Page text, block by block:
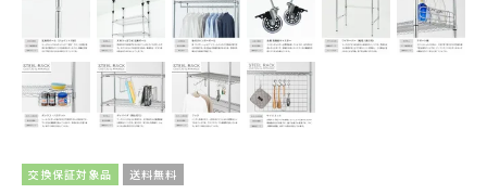
交換保証対象品 送料無料